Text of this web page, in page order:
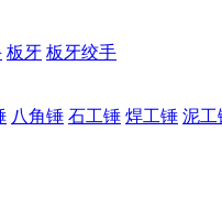
板牙 板牙绞手
八角锤 石工锤 焊工锤 泥工